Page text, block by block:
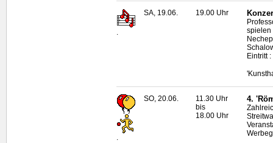
.
SA, 19.06. 19.00 Uhr
spielen
Eintritt
.
SO, 20.06.
11.30 Uhr
bis
18.00 Uhr
4.